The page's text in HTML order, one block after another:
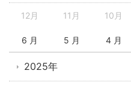
12月 11月 10月
6 月 5 月 4 月
2025年